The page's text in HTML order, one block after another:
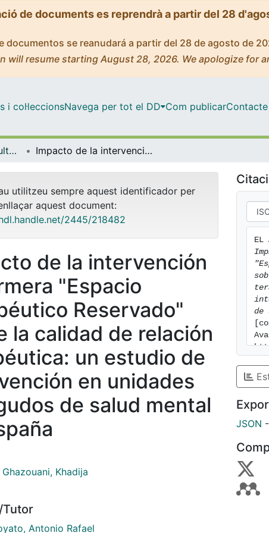
de documents es reprendrà a partir del 28
documentos se reanudará a partir del 28 de agosto de
will resume starting August 28, 2026. We apologize for
i col·leccionsNavega per tot el DD Com publicarContacte
Tesis Doctorals - Facultat - Infermeria Impacto de la intervención enfermera "Espacio Terapéutico Reservado" sobre la calidad de relación terapéutica: un estudio de intervención en unidades de agudos de salud mental en España
utilitzeu sempre aquest identificador per
aquest document:
2445/218482
de la intervención
"Espacio
Reservado"
la calidad de relación
un estudio de
en unidades
de salud mental
Khadija
Tutor
Antonio Rafael
de
JSON -